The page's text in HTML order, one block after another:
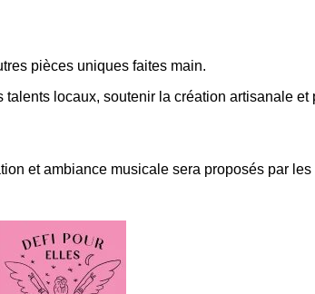
pièces uniques faites main.
locaux, soutenir la création artisanale et
et ambiance musicale sera proposés par